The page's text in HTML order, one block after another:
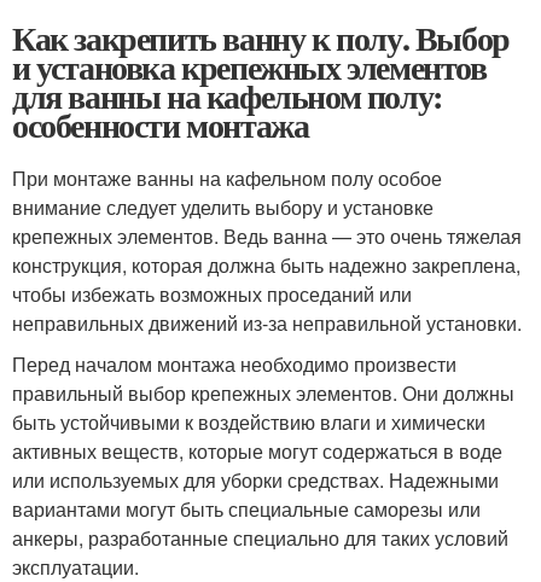
Как закрепить ванну к полу. Выбор
и установка крепежных элементов
для ванны на кафельном полу:
особенности монтажа
При монтаже ванны на кафельном полу особое
внимание следует уделить выбору и установке
крепежных элементов. Ведь ванна — это очень тяжелая
конструкция, которая должна быть надежно закреплена,
чтобы избежать возможных проседаний или
неправильных движений из-за неправильной установки.
Перед началом монтажа необходимо произвести
правильный выбор крепежных элементов. Они должны
быть устойчивыми к воздействию влаги и химически
активных веществ, которые могут содержаться в воде
или используемых для уборки средствах. Надежными
вариантами могут быть специальные саморезы или
анкеры, разработанные специально для таких условий
эксплуатации.